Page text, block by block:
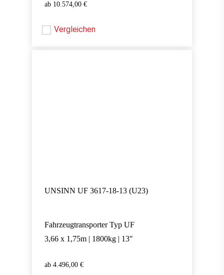
10.574,00 €
10.574,00
Vergleichen
UNSINN UF 3617-18-13 (U23)
Fahrzeugtransporter Typ UF
3,66 x 1,75m | 1800kg | 13″
4.496,00 €
4.496,00